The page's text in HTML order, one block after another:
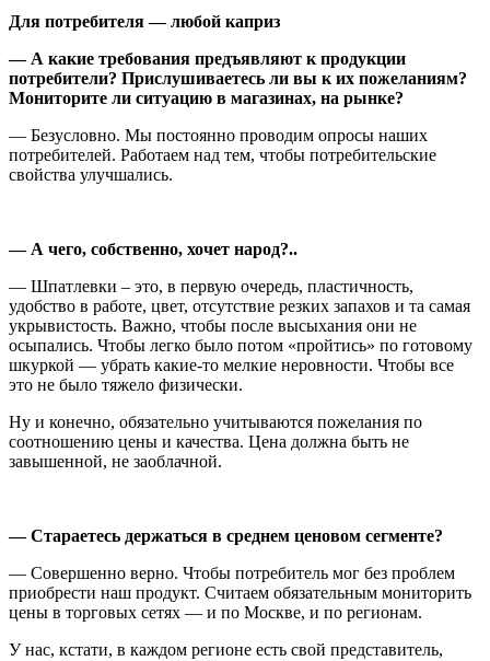
Для потребителя — любой каприз
— А какие требования предъявляют к продукции
потребители? Прислушиваетесь ли вы к их пожеланиям?
Мониторите ли ситуацию в магазинах, на рынке?
— Безусловно. Мы постоянно проводим опросы наших
потребителей. Работаем над тем, чтобы потребительские
свойства улучшались.
— А чего, собственно, хочет народ?..
— Шпатлевки – это, в первую очередь, пластичность,
удобство в работе, цвет, отсутствие резких запахов и та самая
укрывистость. Важно, чтобы после высыхания они не
осыпались. Чтобы легко было потом «пройтись» по готовому
шкуркой — убрать какие-то мелкие неровности. Чтобы все
это не было тяжело физически.
Ну и конечно, обязательно учитываются пожелания по
соотношению цены и качества. Цена должна быть не
завышенной, не заоблачной.
— Стараетесь держаться в среднем ценовом сегменте?
— Совершенно верно. Чтобы потребитель мог без проблем
приобрести наш продукт. Считаем обязательным мониторить
цены в торговых сетях — и по Москве, и по регионам.
У нас, кстати, в каждом регионе есть свой представитель,